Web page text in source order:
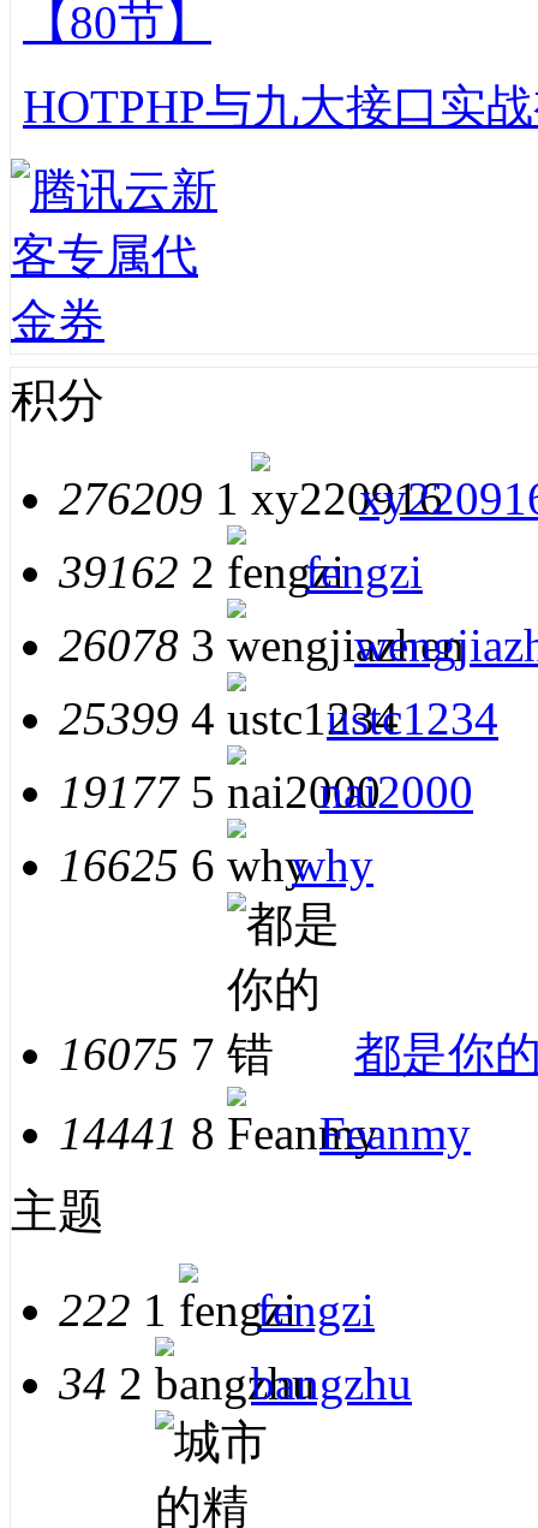
HOTPHP与九大接口实
积分
276209 1
39162 2
fengzi
26078 3
25399 4
ustc1234
19177 5
nai2000
16625 6 why
16075 7
都是你
14441 8
Feanmy
主题
222 1
fengzi
34 2 bangzhu